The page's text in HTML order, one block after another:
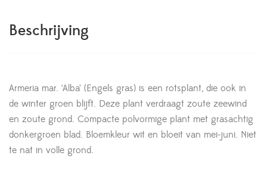
Beschrijving
Armeria mar. ‘Alba’ (Engels gras) is een rotsplant, die ook in
de winter groen blijft. Deze plant verdraagt zoute zeewind
en zoute grond. Compacte polvormige plant met grasachtig
donkergroen blad. Bloemkleur wit en bloeit van mei-juni. Niet
te nat in volle grond.